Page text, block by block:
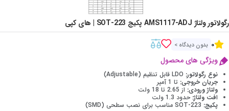
رگولاتور ولتاژ AMS1117-ADJ پکیج SOT-223 | های کپی
0 بدون دیدگاه >
ویژگی های محصول
نوع رگولاتور:
جریان خروجی: تا 1 آمپر
ولتاژ ورودی: از 2.65 تا 18 ولت
افت ولتاژ: حدود 1.3 ولت
پکیج: